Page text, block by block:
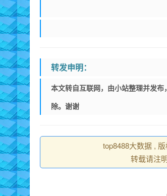
转发申明：
本文转自互联网，由小站整理并发
除。谢谢
top8488大数据 ,
转载请注